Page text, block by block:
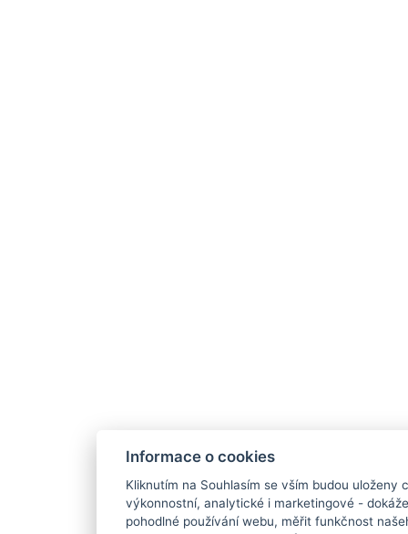
Informace o cookies
Kliknutím na Souhlasím se vším budou uloženy
výkonnostní, analytické i marketingové -
pohodlné používání webu, měřit funkčnost